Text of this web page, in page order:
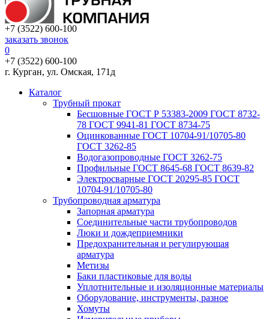
+7 (3522) 600-100
заказать звонок
0
+7 (3522) 600-100
г. Курган, ул. Омская, 171д
Каталог
Трубный прокат
Беcшовные ГОСТ Р 53383-2009 ГОСТ 8732-
78 ГОСТ 9941-81 ГОСТ 8734-75
Оцинкованные ГОСТ 10704-91/10705-80
ГОСТ 3262-85
Водогазопроводные ГОСТ 3262-75
Профильные ГОСТ 8645-68 ГОСТ 8639-82
Электросварные ГОСТ 20295-85 ГОСТ
10704-91/10705-80
Трубопроводная арматура
Запорная арматура
Соединительные части трубопроводов
Люки и дождеприемники
Предохранительная и регулирующая
арматура
Метизы
Баки пластиковые для воды
Уплотнительные и изоляционные материалы
Оборудование, инструменты, разное
Хомуты